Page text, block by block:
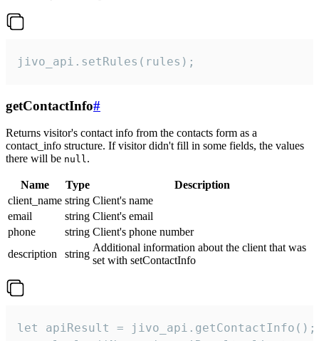
jivo_api.setRules(rules);
getContactInfo#
Returns visitor's contact info from the contacts form as a
contact_info structure. If visitor didn't fill in some fields, the values
there will be null.
Name Type
Description
client_name string Client's name
email
string Client's email
phone
string Client's phone number
description
string
Additional information about the client that was
set with setContactInfo
let apiResult = jivo_api.getContactInfo();